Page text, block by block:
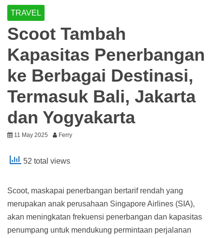
TRAVEL
Scoot Tambah
Kapasitas Penerbangan
ke Berbagai Destinasi,
Termasuk Bali, Jakarta
dan Yogyakarta
11 May 2025 Ferry
52 total views
Scoot, maskapai penerbangan bertarif rendah yang
merupakan anak perusahaan Singapore Airlines (SIA),
akan meningkatan frekuensi penerbangan dan kapasitas
penumpang untuk mendukung permintaan perjalanan